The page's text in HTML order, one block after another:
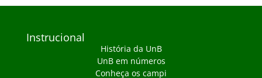
Instrucional
História da UnB
UnB em números
Conheça os campi